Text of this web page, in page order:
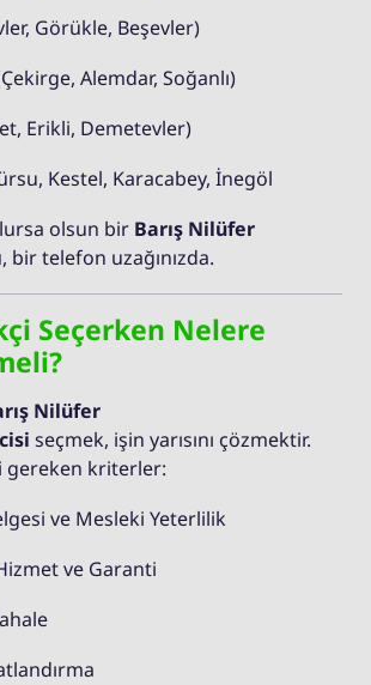
Görükle, Beşevler)
Alemdar, Soğanlı)
Erikli, Demetevler)
Kestel, Karacabey, İnegöl
olsun bir Barış Nilüfer
, bir telefon uzağınızda.
Seçerken Nelere
Nilüfer
seçmek, işin yarısını çözmektir.
gereken kriterler:
ve Mesleki Yeterlilik
ve Garanti